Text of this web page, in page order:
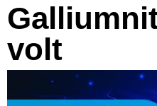
volt